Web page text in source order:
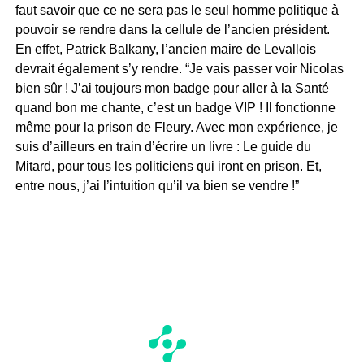
faut savoir que ce ne sera pas le seul homme politique à
pouvoir se rendre dans la cellule de l’ancien président.
En effet, Patrick Balkany, l’ancien maire de Levallois
devrait également s’y rendre. “Je vais passer voir Nicolas
bien sûr ! J’ai toujours mon badge pour aller à la Santé
quand bon me chante, c’est un badge VIP ! Il fonctionne
même pour la prison de Fleury. Avec mon expérience, je
suis d’ailleurs en train d’écrire un livre : Le guide du
Mitard, pour tous les politiciens qui iront en prison. Et,
entre nous, j’ai l’intuition qu’il va bien se vendre !”